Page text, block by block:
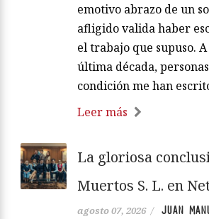
emotivo abrazo de un
afligido valida haber
el trabajo que supuso.
última década,
condición me han
Leer más
La gloriosa
Muertos S. L. en
agosto 07, 2026 / JUAN